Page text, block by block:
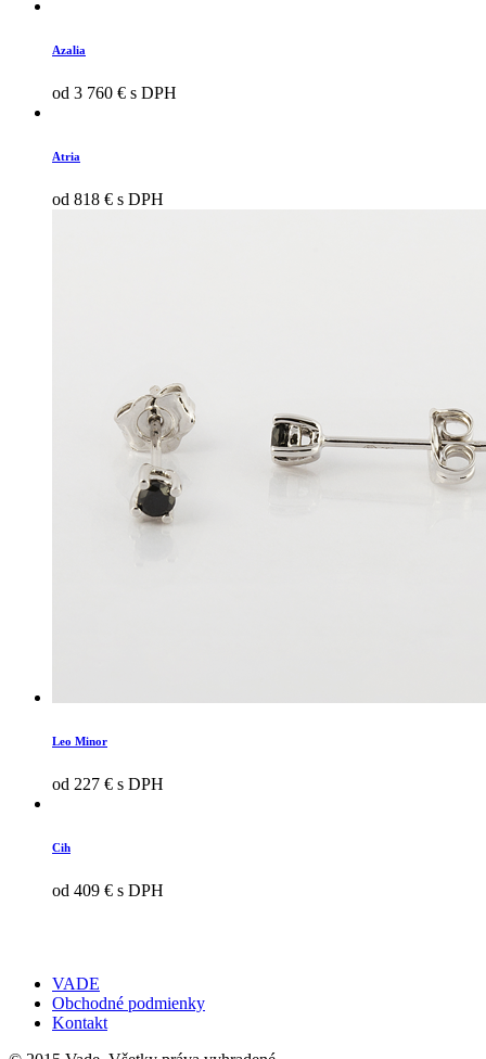
Azalia
od 3 760 € s DPH
Atria
od 818 € s DPH
Leo Minor
od 227 € s DPH
Cih
od 409 € s DPH
VADE
Obchodné podmienky
Kontakt